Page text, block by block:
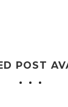
POST